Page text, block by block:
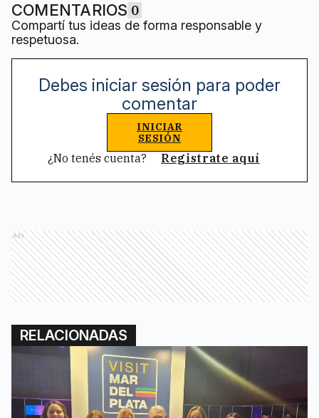
COMENTARIOS 0
Compartí tus ideas de forma responsable y
respetuosa.
Debes iniciar sesión para poder
comentar
INICIAR
SESIÓN
¿No tenés cuenta? Registrate aquí
Ads
RELACIONADAS